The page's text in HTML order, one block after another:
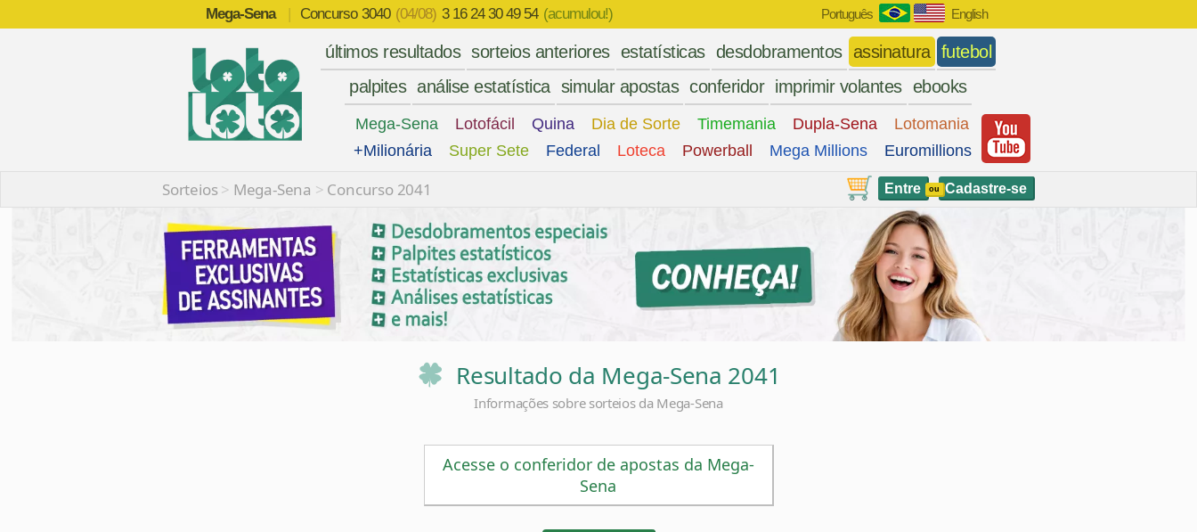
Mega-Sena | Concurso 3040 (04/08) 3 16 24 30 49 54 (acumulou!) Português English
últimos resultados sorteios anteriores estatísticas desdobramentos assinatura futebol
palpites análise estatística simular apostas conferidor imprimir volantes ebooks
Mega-Sena Lotofácil Quina Dia de Sorte Timemania Dupla-Sena
Lotomania
+Milionária
Super Sete Federal Loteca Powerball Mega Millions Euromillions
Entre ou Cadastre-se
Sorteios> Mega-Sena > Concurso 2041
Resultado da Mega-Sena 2041
Informações sobre sorteios da Mega-Sena
Acesse o conferidor de apostas da Mega-
Sena